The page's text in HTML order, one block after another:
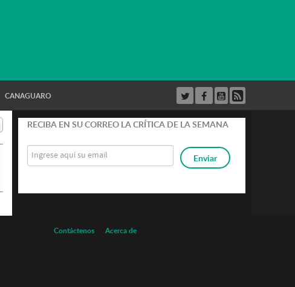
CANAGUARO
a mostrarRECIBA EN SU CORREO LA CRÍTICA DE LA SEMANA
Contáctenos Acerca de